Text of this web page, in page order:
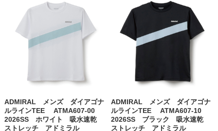
ADMIRAL メンズ ダイアゴナ
ルラインTEE ATMA607-00
2026SS ホワイト 吸水速乾
ストレッチ アドミラル
ADMIRAL メンズ ダイアゴナ
ルラインTEE ATMA607-10
2026SS ブラック 吸水速乾
ストレッチ アドミラル